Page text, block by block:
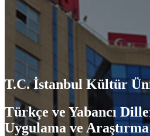
T.C. İstanbul Kültür
Türkçe ve Yabancı
Uygulama ve